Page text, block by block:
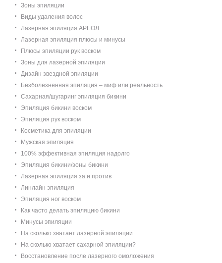
Зоны эпиляции
Виды удаления волос
Лазерная эпиляция АРЕОЛ
Лазерная эпиляция плюсы и минусы
Плюсы эпиляции рук воском
Зоны для лазерной эпиляции
Дизайн звездной эпиляции
Безболезненная эпиляция – миф или реальность
Сахарная/шугаринг эпиляция бикини
Эпиляция бикини воском
Эпиляция рук воском
Косметика для эпиляции
Мужская эпиляция
100% эффективная эпиляция надолго
Эпиляция бикини/зоны бикини
Лазерная эпиляция за и против
Линлайн эпиляция
Эпиляция ног воском
Как часто делать эпиляцию бикини
Минусы эпиляции
На сколько хватает лазерной эпиляции
На сколько хватает сахарной эпиляции?
Восстановление после лазерного омоложения